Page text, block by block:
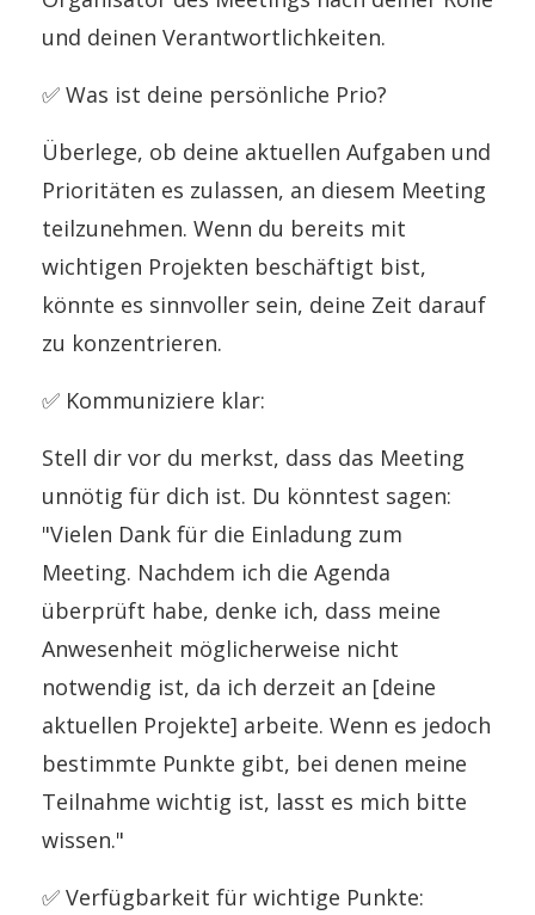
und deinen Verantwortlichkeiten.
✅ Was ist deine persönliche Prio?
Überlege, ob deine aktuellen Aufgaben und
Prioritäten es zulassen, an diesem Meeting
teilzunehmen. Wenn du bereits mit
wichtigen Projekten beschäftigt bist,
könnte es sinnvoller sein, deine Zeit darauf
zu konzentrieren.
✅ Kommuniziere klar:
Stell dir vor du merkst, dass das Meeting
unnötig für dich ist. Du könntest sagen:
"Vielen Dank für die Einladung zum
Meeting. Nachdem ich die Agenda
überprüft habe, denke ich, dass meine
Anwesenheit möglicherweise nicht
notwendig ist, da ich derzeit an [deine
aktuellen Projekte] arbeite. Wenn es jedoch
bestimmte Punkte gibt, bei denen meine
Teilnahme wichtig ist, lasst es mich bitte
wissen."
✅ Verfügbarkeit für wichtige Punkte: